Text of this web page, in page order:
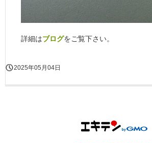
詳細はブログをご覧下さい。
2025年05月04日